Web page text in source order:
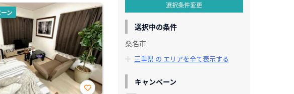
ン
選択条件変更
選択中の条件
桑名市
三重県 の エリアを全て表示する
キャンペーン